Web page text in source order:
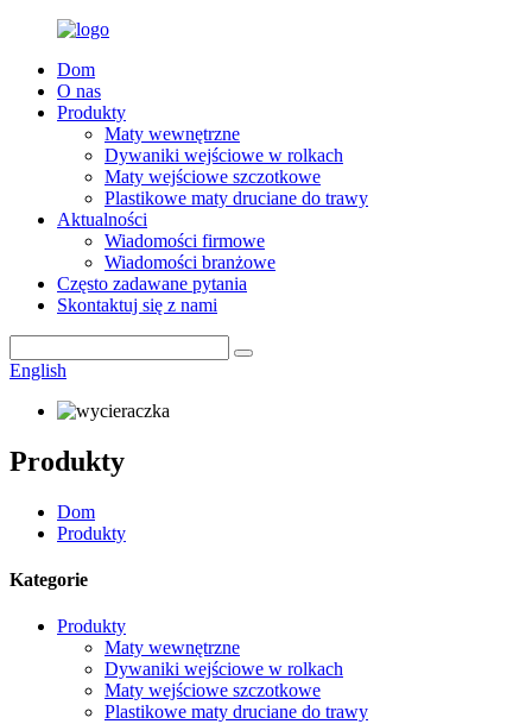
Dom
O nas
Produkty
Maty wewnętrzne
Dywaniki wejściowe w rolkach
Maty wejściowe szczotkowe
Plastikowe maty druciane do trawy
Aktualności
Wiadomości firmowe
Wiadomości branżowe
Często zadawane pytania
Skontaktuj się z nami
English
Produkty
Dom
Produkty
Kategorie
Produkty
Maty wewnętrzne
Dywaniki wejściowe w rolkach
Maty wejściowe szczotkowe
Plastikowe maty druciane do trawy